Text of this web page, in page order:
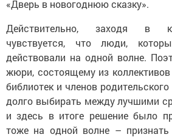
«Дверь в новогоднюю сказку».
Действительно, заходя в
чувствуется, что люди,
действовали на одной волне.
жюри, состоящему из
библиотек и членов
долго выбирать между лучшими
и здесь в итоге решение было
тоже на одной волне – признать